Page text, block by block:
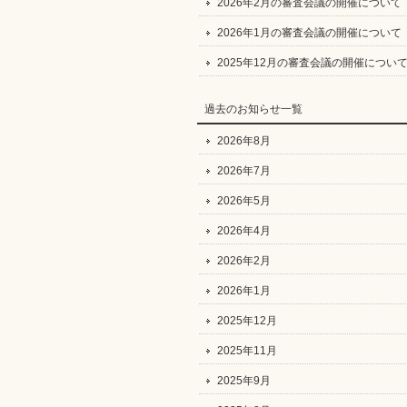
2026年2月の審査会議の開催について
2026年1月の審査会議の開催について
2025年12月の審査会議の開催について
過去のお知らせ一覧
2026年8月
2026年7月
2026年5月
2026年4月
2026年2月
2026年1月
2025年12月
2025年11月
2025年9月